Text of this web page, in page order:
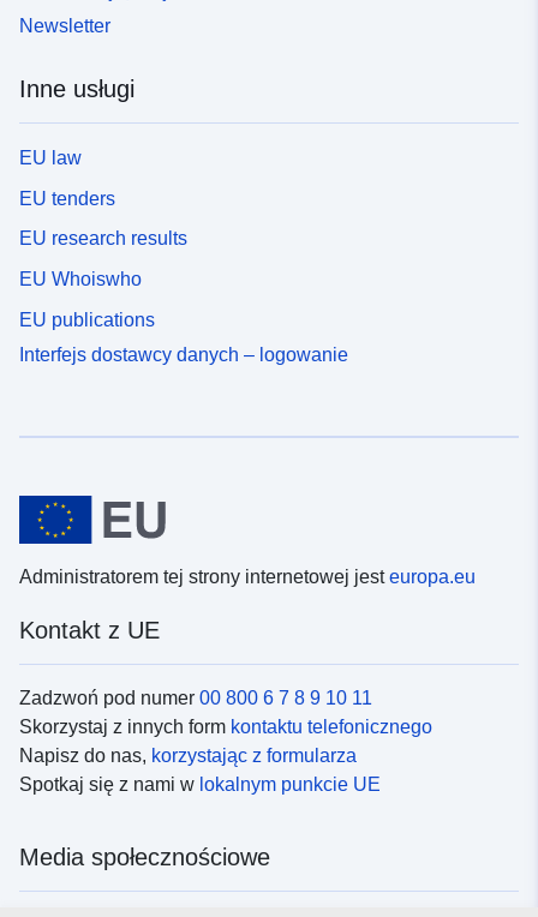
Newsletter
Inne usługi
EU law
EU tenders
EU research results
EU Whoiswho
EU publications
Interfejs dostawcy danych – logowanie
Administratorem tej strony internetowej jesteuropa.eu
Kontakt z UE
Zadzwoń pod numer 00 800 6 7 8 9 10 11
Skorzystaj z innych form kontaktu telefonicznego
Napisz do nas, korzystając z formularza
Spotkaj się z nami w lokalnym punkcie UE
Media społecznościowe